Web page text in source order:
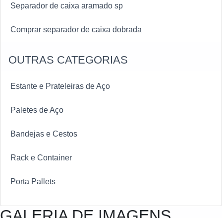
Separador de caixa aramado sp
Comprar separador de caixa dobrada
OUTRAS CATEGORIAS
Estante e Prateleiras de Aço
Paletes de Aço
Bandejas e Cestos
Rack e Container
Porta Pallets